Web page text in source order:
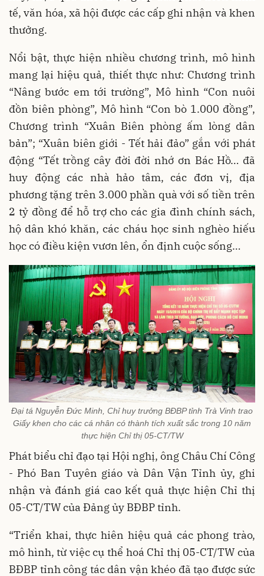
tế, văn hóa, xã hội được các cấp ghi nhận và khen
thưởng.
Nổi bật, thực hiện nhiều chương trình, mô hình
mang lại hiệu quả, thiết thực như: Chương trình
“Nâng bước em tới trường”, Mô hình “Con nuôi
đồn biên phòng”, Mô hình “Con bò 1.000 đồng”,
Chương trình “Xuân Biên phòng ấm lòng dân
bản”; “Xuân biên giới - Tết hải đảo” gắn với phát
động “Tết trồng cây đời đời nhớ ơn Bác Hồ… đã
huy động các nhà hảo tâm, các đơn vị, địa
phương tặng trên 3.000 phần quà với số tiền trên
2 tỷ đồng để hỗ trợ cho các gia đình chính sách,
hộ dân khó khăn, các cháu học sinh nghèo hiếu
học có điều kiện vươn lên, ổn định cuộc sống…
Đại tá Nguyễn Đức Minh, Chỉ huy trưởng BĐBP tỉnh Trà Vinh trao
Giấy khen cho các cá nhân có thành tích xuất sắc trong 10 năm
thực hiện Chỉ thị 05-CT/TW
Phát biểu chỉ đạo tại Hội nghị, ông Châu Chí Công
- Phó Ban Tuyên giáo và Dân Vận Tỉnh ủy, ghi
nhận và đánh giá cao kết quả thực hiện Chỉ thị
05-CT/TW của Đảng ủy BĐBP tỉnh.
“Triển khai, thực hiên hiệu quả các phong trào,
mô hình, từ việc cụ thể hoá Chỉ thị 05-CT/TW của
BĐBP tỉnh công tác dân vận khéo đã tạo được sức